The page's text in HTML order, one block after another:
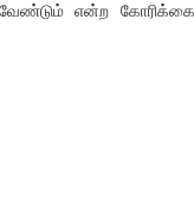
வேண்டும் என்ற